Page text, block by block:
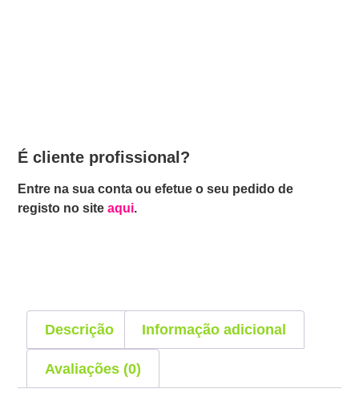
É cliente profissional?
Entre na sua conta ou efetue o seu pedido de
registo no siteaqui.
Descrição Informação adicional
Avaliações (0)